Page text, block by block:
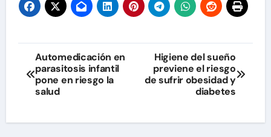
Navegación
de
Automedicación en
parasitosis infantil
pone en riesgo la
salud
Higiene del sueño
previene el riesgo
de sufrir obesidad y
diabetes